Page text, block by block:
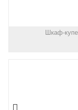
Шкаф-купе